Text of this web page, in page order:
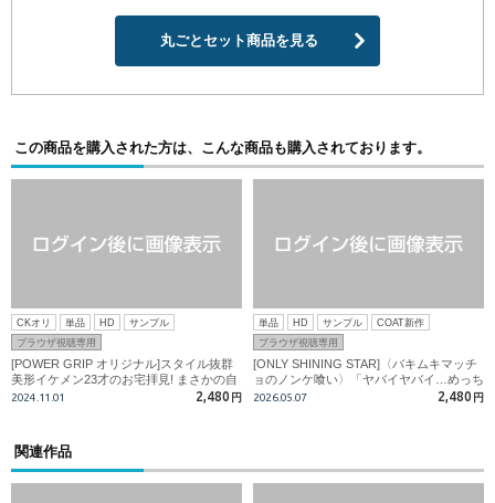
丸ごとセット商品を見る
この商品を購入された方は、こんな商品も購入されております。
CKオリ 単品 HD
サンプル
ブラウザ視聴専用
[POWER GRIP オリジナル]スタイル抜群
美形イケメン23才のお宅拝見! まさかの自
分のベッドで男をガン掘り!
2024.11.01 2,480 円
単品 HD サンプル
COAT新作
ブラウザ視聴専用
[ONLY SHINING STAR]〈バキムキマッチ
ョのノンケ喰い〉「ヤバイヤバイ…めっち
ゃ良いとこ当たる!」ガチホモのカッチカ
2026.05.07 2,480 円
関連作品